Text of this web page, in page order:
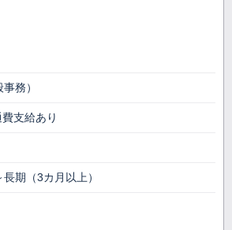
務）
支給あり
期（3カ月以上）